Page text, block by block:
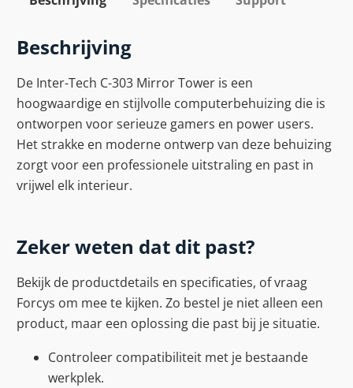
Beschrijving
De Inter-Tech C-303 Mirror Tower is een
hoogwaardige en stijlvolle computerbehuizing die is
ontworpen voor serieuze gamers en power users.
Het strakke en moderne ontwerp van deze behuizing
zorgt voor een professionele uitstraling en past in
vrijwel elk interieur.
Zeker weten dat dit past?
Bekijk de productdetails en specificaties, of vraag
Forcys om mee te kijken. Zo bestel je niet alleen een
product, maar een oplossing die past bij je situatie.
Controleer compatibiliteit met je bestaande
werkplek.